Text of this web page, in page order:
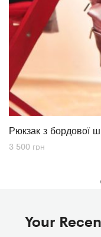
Рюкзак з бордової
3 500 грн
Your